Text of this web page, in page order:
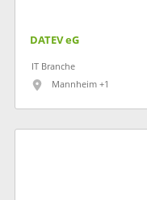
DATEV eG
IT Branche
Mannheim +1